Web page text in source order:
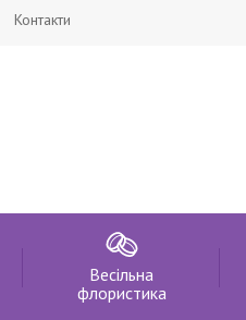
Контакти
Весільна
флористика